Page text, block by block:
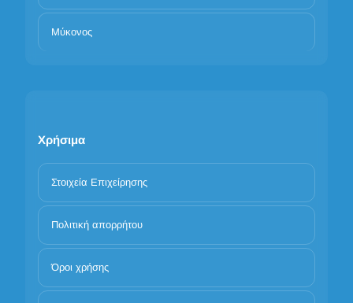
Μύκονος
Χρήσιμα
Στοιχεία Επιχείρησης
Πολιτική απορρήτου
Όροι χρήσης